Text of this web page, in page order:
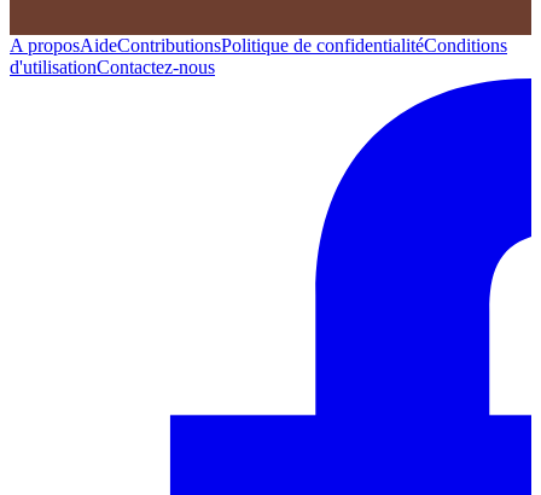
A proposAideContributionsPolitique de confidentialitéConditions
d'utilisationContactez-nous